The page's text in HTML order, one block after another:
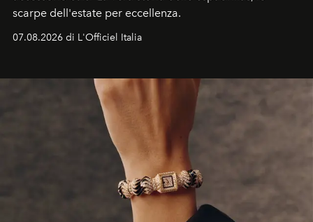
scarpe dell'estate per eccellenza.
07.08.2026 di L'Officiel Italia